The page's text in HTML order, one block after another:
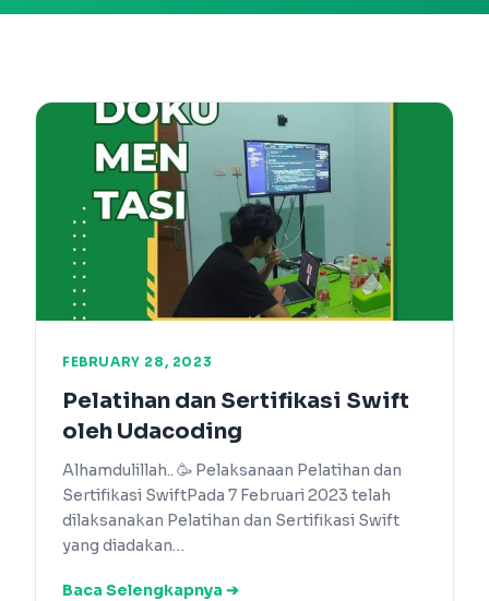
FEBRUARY 28, 2023
Pelatihan dan Sertifikasi Swift
oleh Udacoding
Alhamdulillah.. 🥳 Pelaksanaan Pelatihan dan
Sertifikasi SwiftPada 7 Februari 2023 telah
dilaksanakan Pelatihan dan Sertifikasi Swift
yang diadakan…
Baca Selengkapnya ➔